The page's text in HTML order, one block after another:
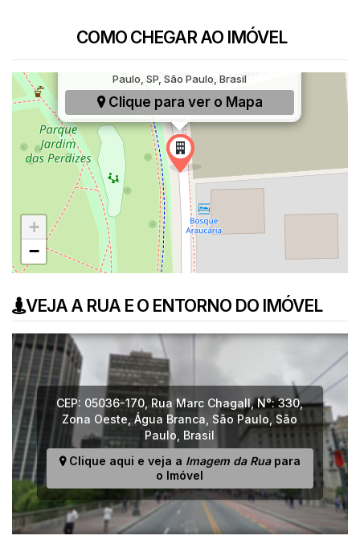
COMO CHEGAR AO IMÓVEL
rua Marc Chagall, 330, Água Branca, São
Paulo, SP, São Paulo, Brasil
Clique para ver o Mapa
+
−
VEJA A RUA E O ENTORNO DO IMÓVEL
CEP: 05036-170 ,Rua Marc Chagall,N°:330,
Zona Oeste ,Água Branca São Paulo São
Paulo Brasil
Clique aqui e veja a Imagem da Ruapara
o Imóvel